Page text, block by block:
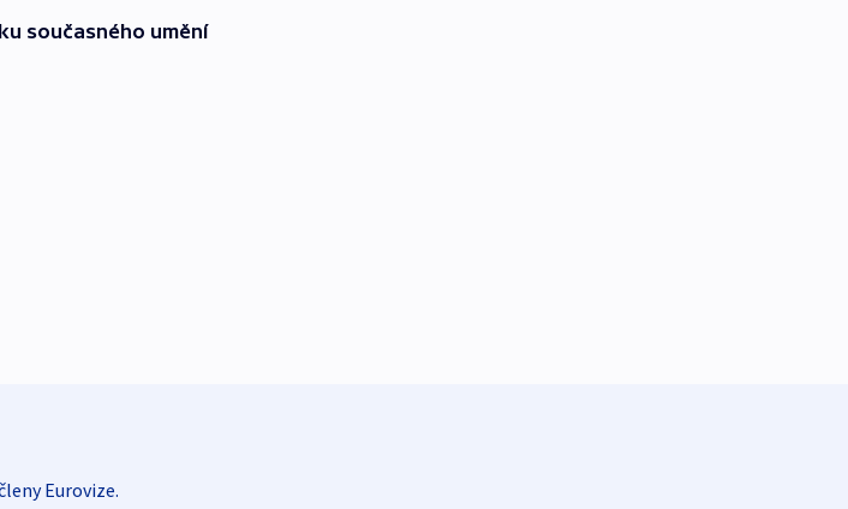
současného umění
Eurovize.